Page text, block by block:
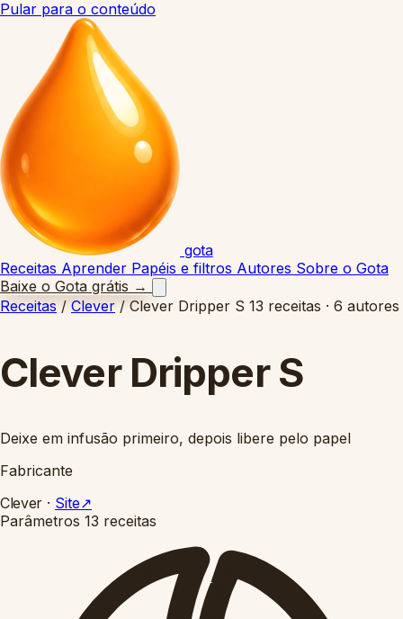
Pular para o conteúdo
gota
Receitas Aprender Papéis e filtros Autores Sobre o Gota
Baixe o Gota grátis →
Receitas / Clever / Clever Dripper S 13 receitas · 6 autores
Clever Dripper S
Deixe em infusão primeiro, depois libere pelo papel
Fabricante
Clever · Site↗
Parâmetros 13 receitas